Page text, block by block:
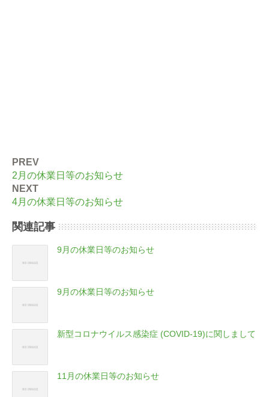
PREV
2月の休業日等のお知らせ
NEXT
4月の休業日等のお知らせ
関連記事
9月の休業日等のお知らせ
9月の休業日等のお知らせ
新型コロナウイルス感染症 (COVID-19)に関しまして
11月の休業日等のお知らせ